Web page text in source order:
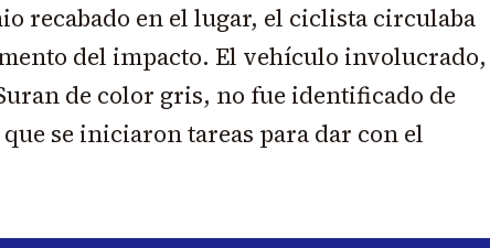
recabado en el lugar, el ciclista circulaba
del impacto. El vehículo involucrado,
de color gris, no fue identificado de
se iniciaron tareas para dar con el